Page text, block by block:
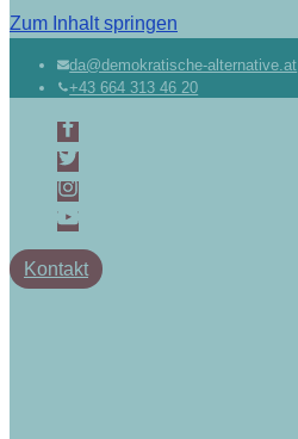
Zum Inhalt springen
da@demokratische-alternative.at
+43 664 313 46 20
Kontakt